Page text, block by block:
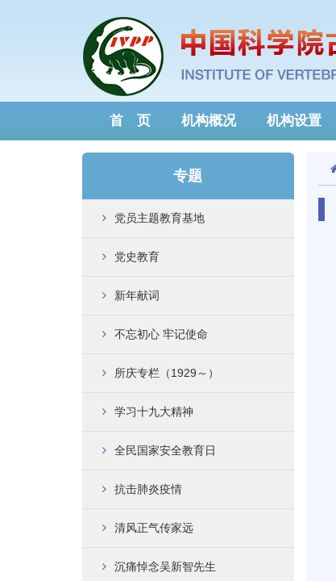
首 页 机构概况 机构设置
专题
党员主题教育基地
党史教育
新年献词
不忘初心 牢记使命
所庆专栏（1929～）
学习十九大精神
全民国家安全教育日
抗击肺炎疫情
清风正气传家远
沉痛悼念吴新智先生